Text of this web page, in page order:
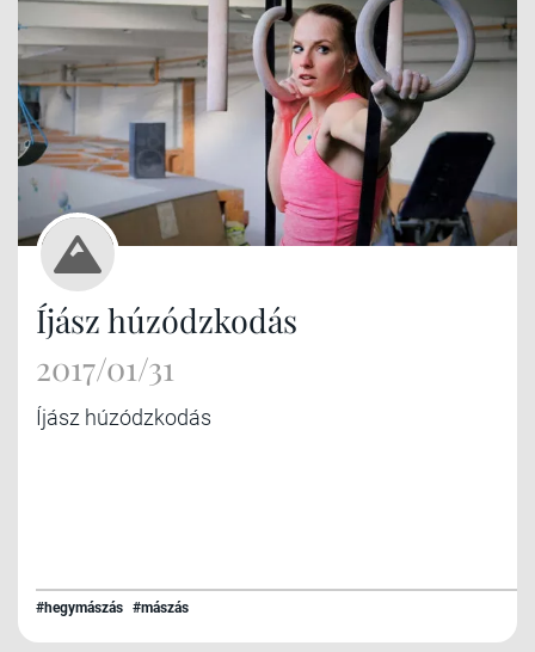
Íjász húzódzkodás
2017/01/31
Íjász húzódzkodás
#hegymászás #mászás